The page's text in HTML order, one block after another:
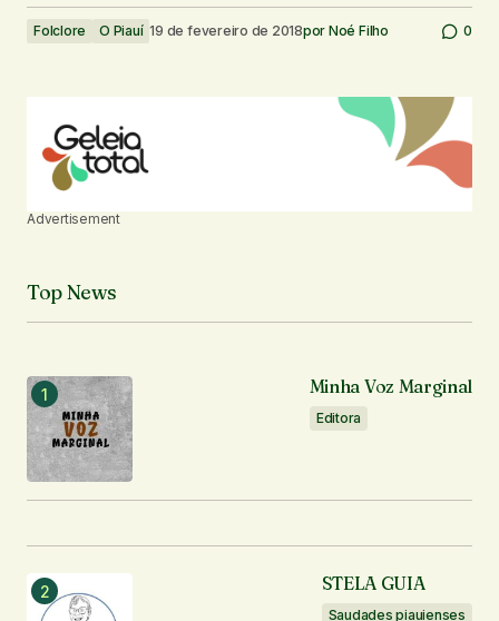
Folclore O Piauí 19 de fevereiro de 2018por Noé Filho 0
Advertisement
Top News
Minha Voz Marginal
Editora
STELA GUIA
Saudades piauienses